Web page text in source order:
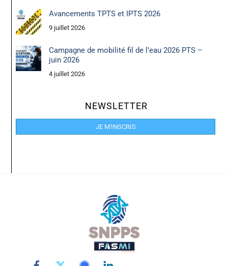
Avancements TPTS et IPTS 2026
9 juillet 2026
Campagne de mobilité fil de l’eau 2026 PTS –
juin 2026
4 juillet 2026
NEWSLETTER
JE M'INSCRIS
Back
To
Top